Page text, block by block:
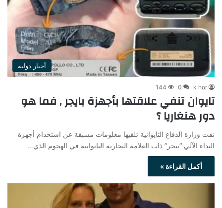
أخبار دولية
k hor
0
144
تايوان تنفي علاقتها بأجهزة بايجر , فما هو
دور هنغاريا ؟
نفت وزارة الدفاع التايوانية تلقيها معلومات مسبقة عن استخدام أجهزة
النداء الآلي “بيجر” ذات العلامة التجارية التايوانية في الهجوم الذي…
أكمل القراءة »